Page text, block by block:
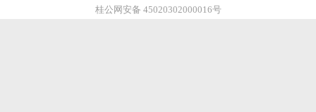
桂公网安备 45020302000016号